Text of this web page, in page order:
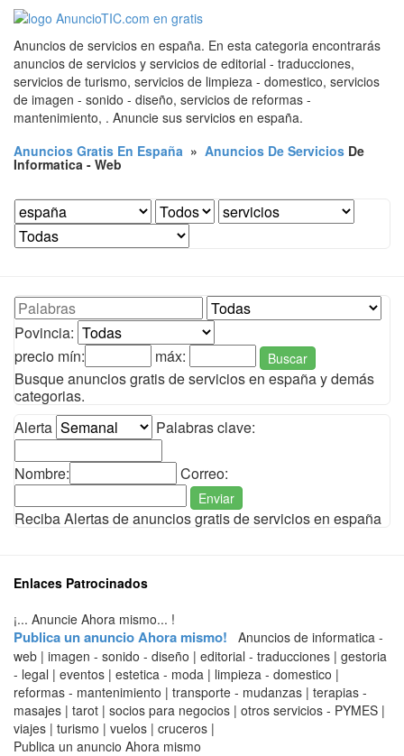
Anuncios de servicios en españa. En esta categoria encontrarás
anuncios de servicios y servicios de editorial - traducciones,
servicios de turismo, servicios de limpieza - domestico, servicios
de imagen - sonido - diseño, servicios de reformas -
mantenimiento, . Anuncie sus servicios en españa.
Anuncios Gratis En España » Anuncios De Servicios De
Informatica - Web
Povincia:
precio mín:
máx: Buscar
Busque anuncios gratis de servicios en españa y demás
categorias.
Alerta
Palabras clave:
Nombre: Correo:
Enviar
Reciba Alertas de anuncios gratis de servicios en españa
Enlaces Patrocinados
¡... Anuncie Ahora mismo... !
Publica un anuncio Ahora mismo! Anuncios de informatica -
web | imagen - sonido - diseño | editorial - traducciones | gestoria
- legal | eventos | estetica - moda | limpieza - domestico |
reformas - mantenimiento | transporte - mudanzas | terapias -
masajes | tarot | socios para negocios | otros servicios - PYMES |
viajes | turismo | vuelos | cruceros |
Publica un anuncio Ahora mismo